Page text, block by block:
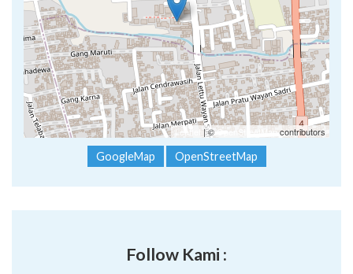
Leaflet | ©OpenStreetMap contributors
GoogleMap OpenStreetMap
Follow Kami :